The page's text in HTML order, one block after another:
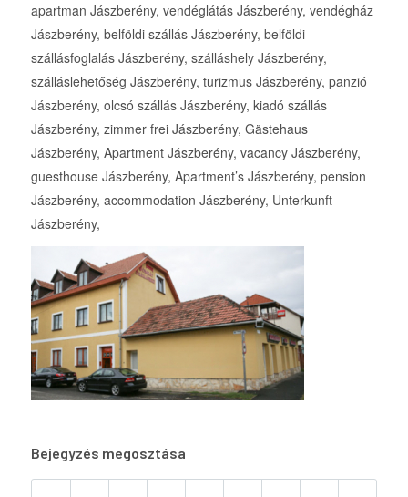
apartman Jászberény, vendéglátás Jászberény, vendégház
Jászberény, belföldi szállás Jászberény, belföldi
szállásfoglalás Jászberény, szálláshely Jászberény,
szálláslehetőség Jászberény, turizmus Jászberény, panzió
Jászberény, olcsó szállás Jászberény, kiadó szállás
Jászberény, zimmer frei Jászberény, Gästehaus
Jászberény, Apartment Jászberény, vacancy Jászberény,
guesthouse Jászberény, Apartment’s Jászberény, pension
Jászberény, accommodation Jászberény, Unterkunft
Jászberény,
Bejegyzés megosztása